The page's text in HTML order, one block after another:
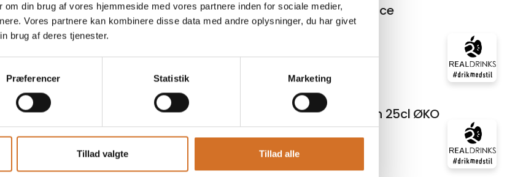
din brug af vores hjemmeside med vores partnere inden for sociale medier,
Vores partnere kan kombinere disse data med andre oplysninger, du har givet
brug af deres tjenester.
Præferencer Statistik Marketing
Tillad valgte Tillad alle
Bar –
til
BEERMATIC - Øldispenser -
perfekt skum med et enkelt
Beetroot juice
På messen
&
GreenCoffee Roastery
BFC Aviator 5 Keys
espressomachine
Real Drinks A/S
Bie Appelsin 25cl ØKO